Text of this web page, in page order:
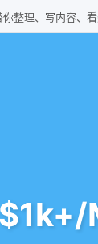
整理、写内容、
$1k+/